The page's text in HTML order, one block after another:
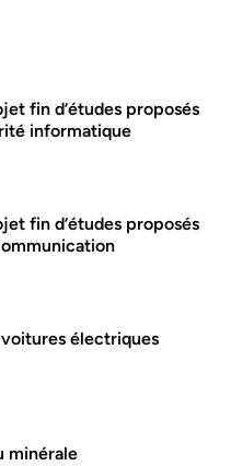
fin d’études proposés
informatique
fin d’études proposés
électriques
minérale